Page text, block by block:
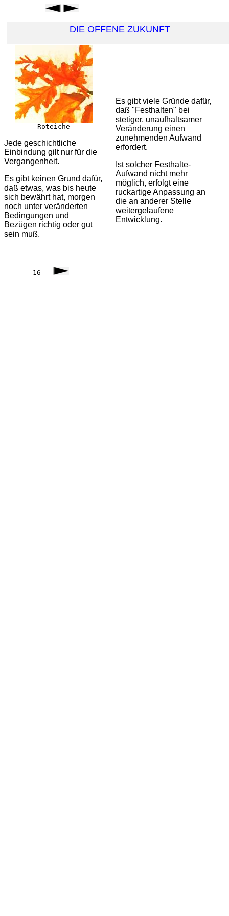
DIE OFFENE ZUKUNFT
Es gibt viele Gründe dafür,
daß "Festhalten" bei
stetiger, unaufhaltsamer
Veränderung einen
zunehmenden Aufwand
erfordert.
Ist solcher Festhalte-
Aufwand nicht mehr
möglich, erfolgt eine
ruckartige Anpassung an
die an anderer Stelle
weitergelaufene
Entwicklung.
Roteiche
Jede geschichtliche
Einbindung gilt nur für die
Vergangenheit.
Es gibt keinen Grund dafür,
daß etwas, was bis heute
sich bewährt hat, morgen
noch unter veränderten
Bedingungen und
Bezügen richtig oder gut
sein muß.
- 16 -